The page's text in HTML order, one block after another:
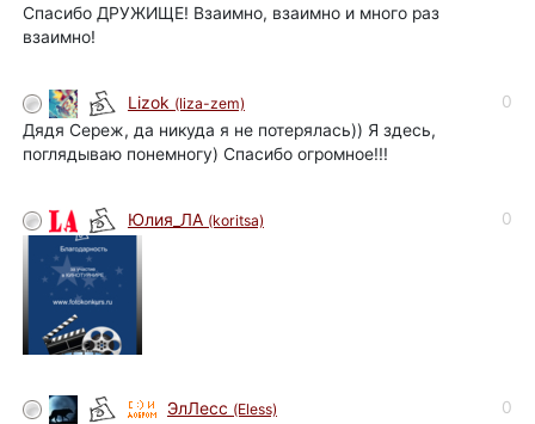
Спасибо ДРУЖИЩЕ! Взаимно, взаимно и много раз
взаимно!
Lizok (liza-zem)
0
Дядя Сереж, да никуда я не потерялась)) Я здесь,
поглядываю понемногу) Спасибо огромное!!!
Юлия_ЛА (koritsa) 0
ЭлЛесс (Eless)
0